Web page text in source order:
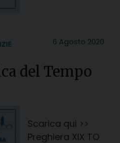
6 Agosto 2020
del Tempo
Scarica qui >>
Preghiera XIX TO